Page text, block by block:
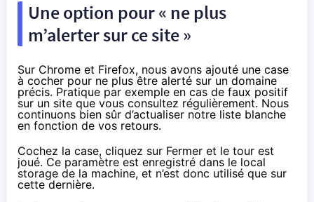
Une option pour « ne plus
m’alerter sur ce site »
Sur Chrome et Firefox, nous avons ajouté une case
à cocher pour ne plus être alerté sur un domaine
précis. Pratique par exemple en cas de faux positif
sur un site que vous consultez régulièrement. Nous
continuons bien sûr d’actualiser notre liste blanche
en fonction de vos retours.
Cochez la case, cliquez sur Fermer et le tour est
joué. Ce paramètre est enregistré dans le local
storage de la machine, et n’est donc utilisé que sur
cette dernière.